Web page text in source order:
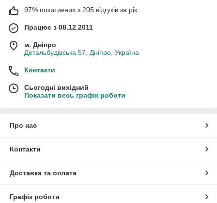
97% позитивних з 205 відгуків за рік
Працює з 08.12.2011
м. Дніпро
Детальбудівська 57, Дніпро, Україна
Контакти
Сьогодні вихідний
Показати весь графік роботи
Про нас
Контакти
Доставка та оплата
Графік роботи